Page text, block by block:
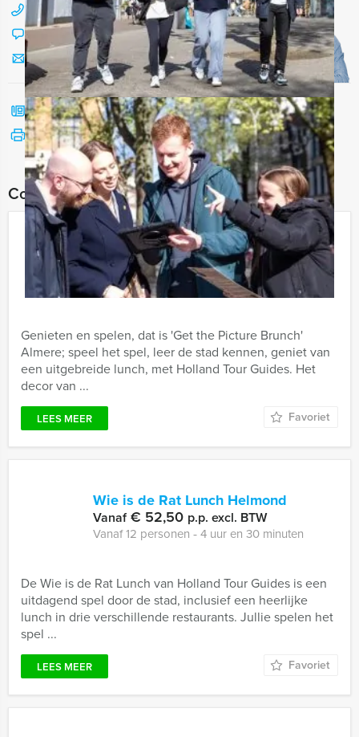
088 428 81 17
Chat met Jeroen
Stuur ons een mailtje
Bel mij terug
Bekijk printbare versie
Combineer dit uitje met:
Get The Picture Brunch Almere
Vanaf€ 52,50 p.p. excl. BTW
Vanaf 12 personen ‐ 4 uur en 30 minuten
Genieten en spelen, dat is 'Get the Picture Brunch'
Almere; speel het spel, leer de stad kennen, geniet van
een uitgebreide lunch, met Holland Tour Guides. Het
decor van ...
LEES MEER Favoriet
Wie is de Rat Lunch Helmond
Vanaf€ 52,50 p.p. excl. BTW
Vanaf 12 personen ‐ 4 uur en 30 minuten
De Wie is de Rat Lunch van Holland Tour Guides is een
uitdagend spel door de stad, inclusief een heerlijke
lunch in drie verschillende restaurants. Jullie spelen het
spel ...
LEES MEER Favoriet